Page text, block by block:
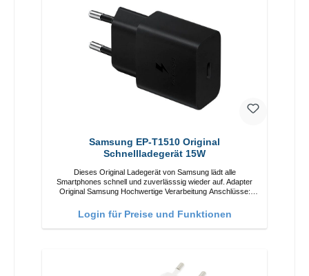
Samsung EP-T1510 Original
Schnellladegerät 15W
Dieses Original Ladegerät von Samsung lädt alle
Smartphones schnell und zuverlässsig wieder auf. Adapter
Original Samsung Hochwertige Verarbeitung Anschlüsse:
Login für Preise und Funktionen